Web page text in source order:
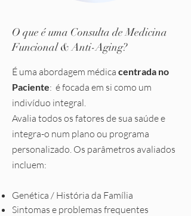
O que é uma Consulta de Medicina
Funcional & Anti-Aging?
É uma abordagem médica centrada no
Paciente: é focada em si como um
indivíduo integral.
Avalia todos os fatores de sua saúde e
integra-o num plano ou programa
personalizado. Os parâmetros avaliados
incluem:
Genética / História da Família
Sintomas e problemas frequentes